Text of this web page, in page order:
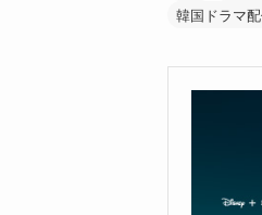
韓国ドラマ